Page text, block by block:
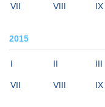
VII VIII IX
2015
I II III
VII VIII IX